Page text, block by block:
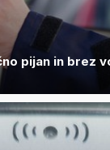
pijan in brez